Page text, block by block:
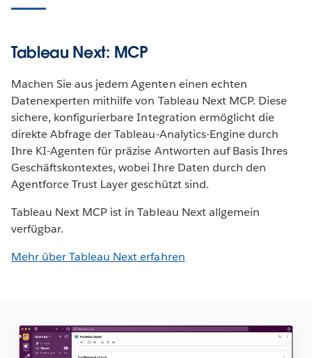
Tableau Next: MCP
Machen Sie aus jedem Agenten einen echten
Datenexperten mithilfe von Tableau Next MCP. Diese
sichere, konfigurierbare Integration ermöglicht die
direkte Abfrage der Tableau-Analytics-Engine durch
Ihre KI-Agenten für präzise Antworten auf Basis Ihres
Geschäftskontextes, wobei Ihre Daten durch den
Agentforce Trust Layer geschützt sind.
Tableau Next MCP ist in Tableau Next allgemein
verfügbar.
Mehr über Tableau Next erfahren